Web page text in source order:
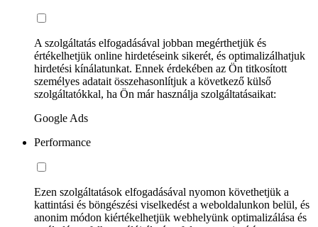
A szolgáltatás elfogadásával jobban megérthetjük és
értékelhetjük online hirdetéseink sikerét, és optimalizálhatjuk
hirdetési kínálatunkat. Ennek érdekében az Ön titkosított
személyes adatait összehasonlítjuk a következő külső
szolgáltatókkal, ha Ön már használja szolgáltatásaikat:
Google Ads
Performance
Ezen szolgáltatások elfogadásával nyomon követhetjük a
kattintási és böngészési viselkedést a weboldalunkon belül, és
anonim módon kiértékelhetjük webhelyünk optimalizálása és